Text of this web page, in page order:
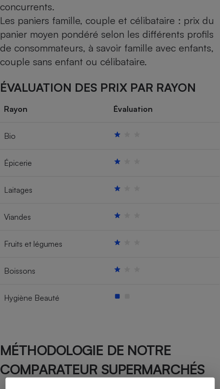
concurrents.
Les paniers famille, couple et célibataire : prix du
panier moyen pondéré selon les différents profils
de consommateurs, à savoir famille avec enfants,
couple sans enfant ou célibataire.
ÉVALUATION DES PRIX PAR RAYON
Rayon Évaluation
Bio
Épicerie
Laitages
Viandes
Fruits et légumes
Boissons
Hygiène Beauté
MÉTHODOLOGIE DE NOTRE
COMPARATEUR SUPERMARCHÉS